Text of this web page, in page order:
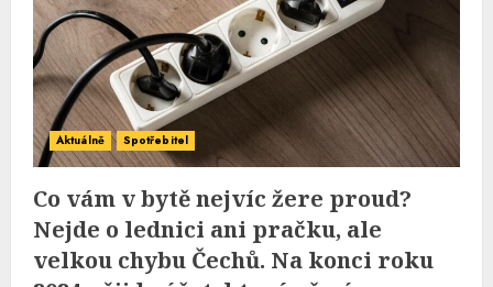
Aktuálně Spotřebitel
Co vám v bytě nejvíc žere proud?
Nejde o lednici ani pračku, ale
velkou chybu Čechů. Na konci roku